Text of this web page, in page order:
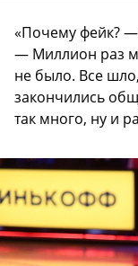
«Почему фейк? —
— Миллион раз
не было. Все
закончились
так много, ну и